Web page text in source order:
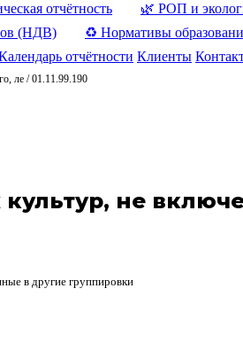
отчётность 🌿 РОП и
(НДВ) ♻️ Нормативы
отчётности Клиенты
ле /01.11.99.190
не
в другие группировки